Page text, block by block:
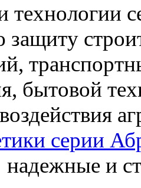
защиту
бытовой
серии
и